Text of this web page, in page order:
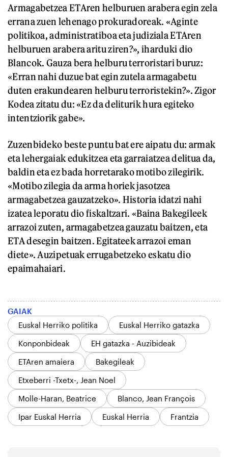
Armagabetzea ETAren helburuen arabera egin zela
errana zuen lehenago prokuradoreak. «Aginte
politikoa, administratiboa eta judiziala ETAren
helburuen arabera aritu ziren?», iharduki dio
Blancok. Gauza bera helburu terroristari buruz:
«Erran nahi duzue bat egin zutela armagabetu
duten erakundearen helburu terroristekin?». Zigor
Kodea zitatu du: «Ez da deliturik hura egiteko
intentziorik gabe».
Zuzenbideko beste puntu bat ere aipatu du: armak
eta lehergaiak edukitzea eta garraiatzea delitua da,
baldin eta ez bada horretarako motibo zilegirik.
«Motibo zilegia da arma horiek jasotzea
armagabetzea gauzatzeko». Historia idatzi nahi
izatea leporatu dio fiskaltzari. «Baina Bakegileek
arrazoi zuten, armagabetzea gauzatu baitzen, eta
ETA desegin baitzen. Egitateek arrazoi eman
diete». Auzipetuak errugabetzeko eskatu dio
epaimahaiari.
GAIAK
Euskal Herriko politika
Euskal Herriko gatazka
Konponbideak
EH gatazka - Auzibideak
ETAren amaiera
Bakegileak
Etxeberri -Txetx-, Jean Noel
Molle-Haran, Beatrice
Blanco, Jean François
Ipar Euskal Herria
Euskal Herria Frantzia